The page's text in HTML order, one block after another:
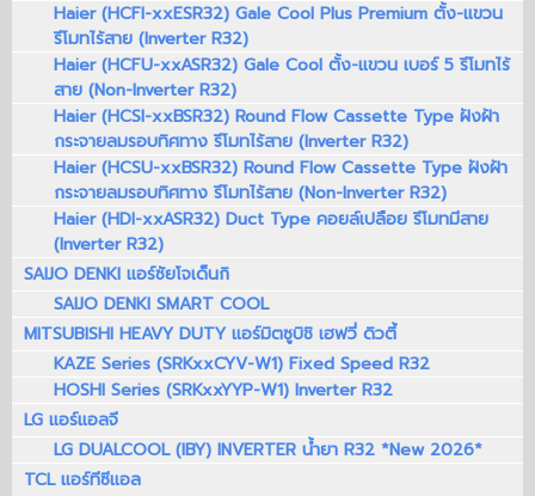
Haier (HCFI-xxESR32) Gale Cool Plus Premium ตั้ง-แขวน
รีโมทไร้สาย (Inverter R32)
Haier (HCFU-xxASR32) Gale Cool ตั้ง-แขวน เบอร์ 5 รีโมทไร้
สาย (Non-Inverter R32)
Haier (HCSI-xxBSR32) Round Flow Cassette Type ฝังฝ้า
กระจายลมรอบทิศทาง รีโมทไร้สาย (Inverter R32)
Haier (HCSU-xxBSR32) Round Flow Cassette Type ฝังฝ้า
กระจายลมรอบทิศทาง รีโมทไร้สาย (Non-Inverter R32)
Haier (HDI-xxASR32) Duct Type คอยล์เปลือย รีโมทมีสาย
(Inverter R32)
SAIJO DENKI แอร์ซัยโจเด็นกิ
SAIJO DENKI SMART COOL
MITSUBISHI HEAVY DUTY แอร์มิตซูบิชิ เฮฟวี่ ดิวตี้
KAZE Series (SRKxxCYV-W1) Fixed Speed R32
HOSHI Series (SRKxxYYP-W1) Inverter R32
LG แอร์แอลจี
LG DUALCOOL (IBY) INVERTER น้ำยา R32 *New 2026*
TCL แอร์ทีซีแอล